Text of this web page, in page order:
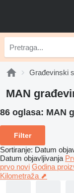
Građevinski
MAN
86 oglasa: MAN
Filter
Sortiranje: Datum
Datum objavljivanja
prvo novi Godina
Kilometraža ⬈